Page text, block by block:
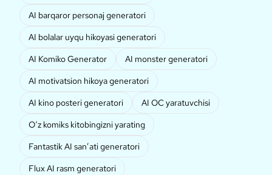
AI barqaror personaj generatori
AI bolalar uyqu hikoyasi generatori
AI Komiko Generator
AI monster generatori
AI motivatsion hikoya generatori
AI kino posteri generatori
AI OC yaratuvchisi
O‘z komiks kitobingizni yarating
Fantastik AI sanʼati generatori
Flux AI rasm generatori